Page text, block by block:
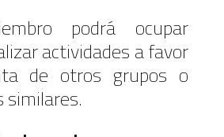
podrá ocupar
actividades a favor
de otros grupos o
similares.